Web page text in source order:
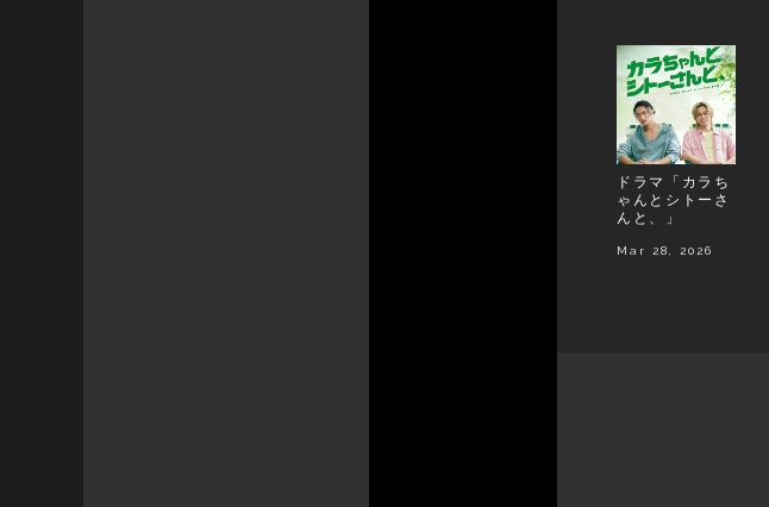
ドラマ「カラち
ゃんとシトーさ
んと、」
Mar 28, 2026